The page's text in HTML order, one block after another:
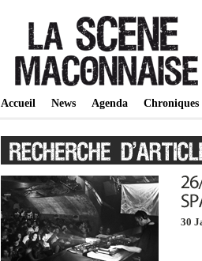
Accueil News Agenda Chroniques
30